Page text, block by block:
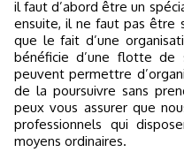
il faut d’abord être un
ensuite, il ne faut pas
que le fait d’une
bénéficie d’une flotte de
peuvent permettre
de la poursuivre sans
peux vous assurer que
professionnels qui
moyens ordinaires.